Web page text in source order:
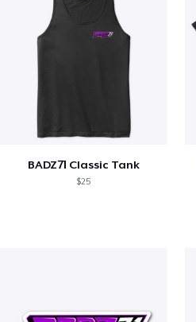
BADZ71 Classic Tank
$25